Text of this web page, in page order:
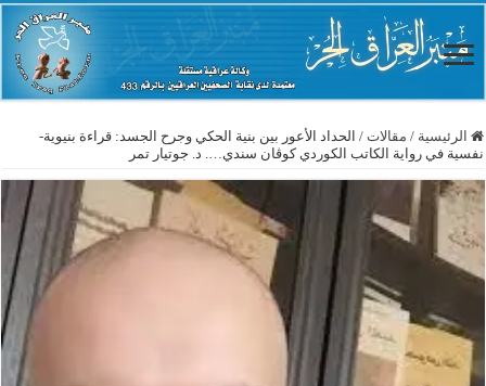
الرئيسية / مقالات / الحداد الأعور بين بنية الحكي وجرح الجسد: قراءة بنيوية-
نفسية في رواية الكاتب الكوردي كوڤان سندي…. د. جوتيار تمر